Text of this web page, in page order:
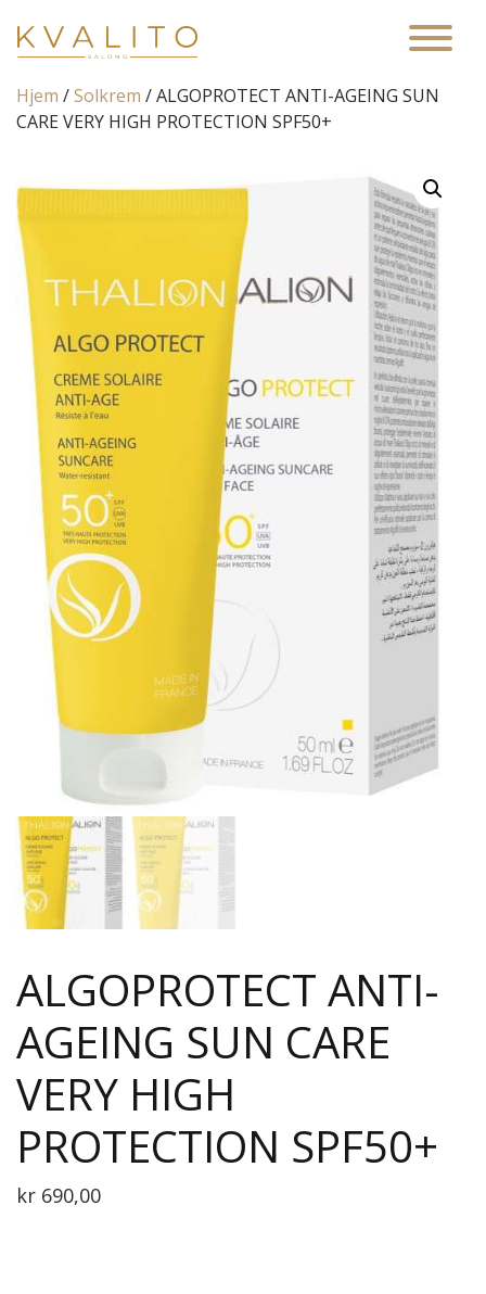
Main Navigation
Hjem /Solkrem / ALGOPROTECT ANTI-AGEING SUN
CARE VERY HIGH PROTECTION SPF50+
ALGOPROTECT ANTI-
AGEING SUN CARE
VERY HIGH
PROTECTION SPF50+
kr 690,00